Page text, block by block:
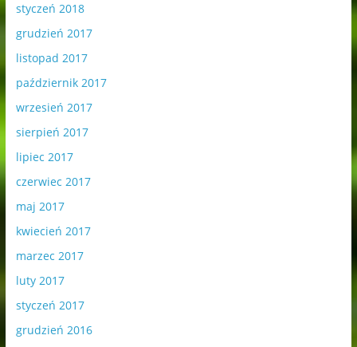
styczeń 2018
grudzień 2017
listopad 2017
październik 2017
wrzesień 2017
sierpień 2017
lipiec 2017
czerwiec 2017
maj 2017
kwiecień 2017
marzec 2017
luty 2017
styczeń 2017
grudzień 2016